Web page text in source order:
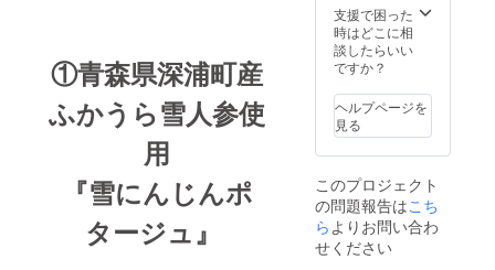
①青森県深浦町産
ふかうら雪人参使
用
『雪にんじんポ
タージュ』
お書き
くださ
い （午
前中/14-
時/16-
時/18-
20
21時か
ら選
択）
味期
限：製
造後540
日 ※佐
もしく
は日本
郵便の
常温便
を予
定。 ※
送料・
消費税
込みの
支援で困った
時はどこに相
談したらいい
ですか？
ヘルプページを
見る
このプロジェクト
の問題報告はこち
らよりお問い合わ
せください